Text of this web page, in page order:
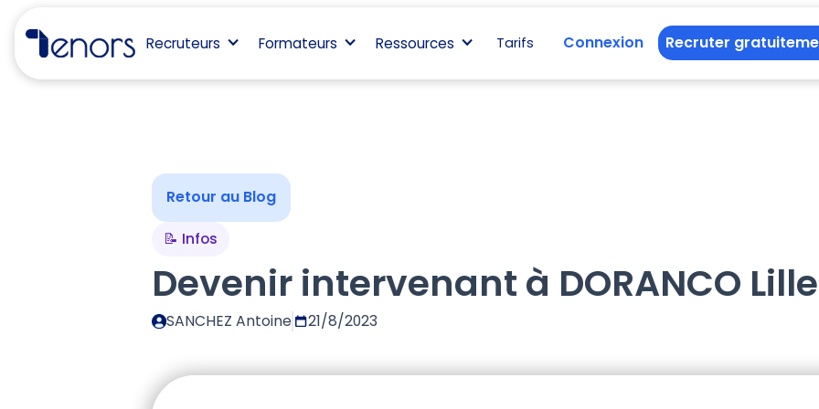
Recruteurs Formateurs Ressources Tarifs Connexion Recruter
Retour au Blog
📝 Infos
Devenir intervenant à DORANCO Lille
SANCHEZ Antoine 21/8/2023